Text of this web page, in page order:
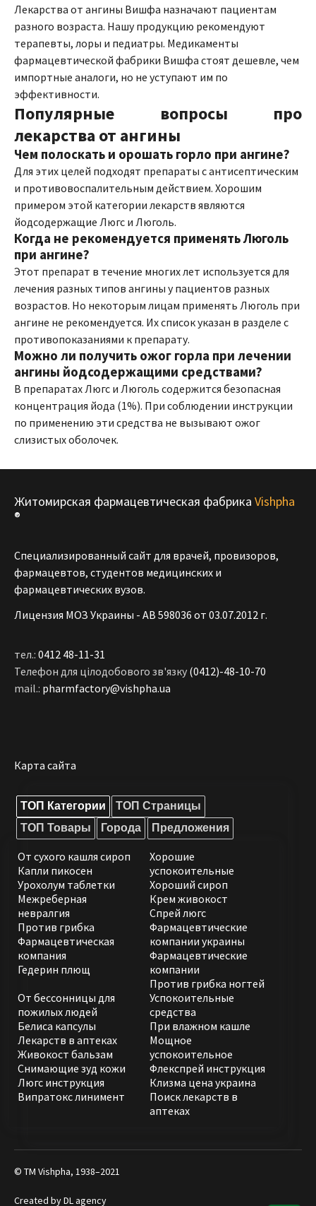
Лекарства от ангины Вишфа назначают пациентам
разного возраста. Нашу продукцию рекомендуют
терапевты, лоры и педиатры. Медикаменты
фармацевтической фабрики Вишфа стоят дешевле, чем
импортные аналоги, но не уступают им по
эффективности.
Популярные вопросы про
лекарства от ангины
Чем полоскать и орошать горло при ангине?
Для этих целей подходят препараты с антисептическим
и противовоспалительным действием. Хорошим
примером этой категории лекарств являются
йодсодержащие Люгс и Люголь.
Когда не рекомендуется применять Люголь
при ангине?
Этот препарат в течение многих лет используется для
лечения разных типов ангины у пациентов разных
возрастов. Но некоторым лицам применять Люголь при
ангине не рекомендуется. Их список указан в разделе с
противопоказаниями к препарату.
Можно ли получить ожог горла при лечении
ангины йодсодержащими средствами?
В препаратах Люгс и Люголь содержится безопасная
концентрация йода (1%). При соблюдении инструкции
по применению эти средства не вызывают ожог
слизистых оболочек.
Житомирская фармацевтическая фабрика Vishpha
®
Специализированный сайт для врачей, провизоров,
фармацевтов, студентов медицинских и
фармацевтических вузов.
Лицензия МОЗ Украины - АВ 598036 от 03.07.2012 г.
тел.: 0412 48-11-31
Телефон для цілодобового зв'язку (0412)-48-10-70
mail.: pharmfactory@vishpha.ua
Карта сайта
ТОП Категории
ТОП Страницы
ТОП Товары
Города Предложения
От сухого кашля сироп
Капли пикосен
Урохолум таблетки
Межреберная
невралгия
Против грибка
Фармацевтическая
компания
Гедерин плющ
Хорошие
успокоительные
Хороший сироп
Крем живокост
Спрей люгс
Фармацевтические
компании украины
Фармацевтические
компании
Против грибка ногтей
От бессонницы для
пожилых людей
Белиса капсулы
Лекарств в аптеках
Живокост бальзам
Снимающие зуд кожи
Люгс инструкция
Випратокс линимент
Успокоительные
средства
При влажном кашле
Мощное
успокоительное
Флекспрей инструкция
Клизма цена украина
Поиск лекарств в
аптеках
© ТМ Vishpha, 1938–2021
Created byDL agency